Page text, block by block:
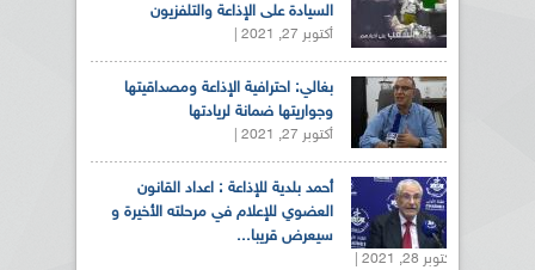
السيادة على الإذاعة والتلفزيون
أكتوبر 27, 2021 |
بغالي: احترافية الإذاعة ومصداقيتها
وجواريتها ضمانة لريادتها
أكتوبر 27, 2021 |
أحمد بلدية للإذاعة : اعداد القانون
العضوي للإعلام في مرحلته الأخيرة و
سيعرض قريبا...
أكتوبر 28, 2021 |